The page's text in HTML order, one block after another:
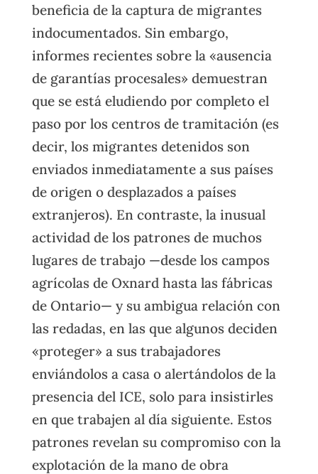
beneficia de la captura de migrantes
indocumentados. Sin embargo,
informes recientes sobre la «ausencia
de garantías procesales» demuestran
que se está eludiendo por completo el
paso por los centros de tramitación (es
decir, los migrantes detenidos son
enviados inmediatamente a sus países
de origen o desplazados a países
extranjeros). En contraste, la inusual
actividad de los patrones de muchos
lugares de trabajo —desde los campos
agrícolas de Oxnard hasta las fábricas
de Ontario— y su ambigua relación con
las redadas, en las que algunos deciden
«proteger» a sus trabajadores
enviándolos a casa o alertándolos de la
presencia del ICE, solo para insistirles
en que trabajen al día siguiente. Estos
patrones revelan su compromiso con la
explotación de la mano de obra